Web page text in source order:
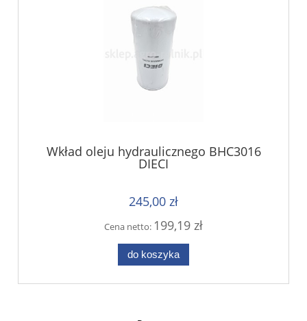
Wkład oleju hydraulicznego BHC3016
DIECI
245,00 zł
Cena netto: 199,19 zł
do koszyka